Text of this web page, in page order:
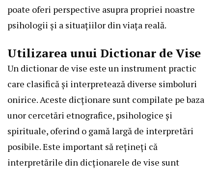
poate oferi perspective asupra propriei noastre
psihologii și a situațiilor din viața reală.
Utilizarea unui Dictionar de Vise
Un dictionar de vise este un instrument practic
care clasifică și interpretează diverse simboluri
onirice. Aceste dicționare sunt compilate pe baza
unor cercetări etnografice, psihologice și
spirituale, oferind o gamă largă de interpretări
posibile. Este important să rețineți că
interpretările din dicționarele de vise sunt